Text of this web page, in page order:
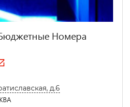
Номера
д.6